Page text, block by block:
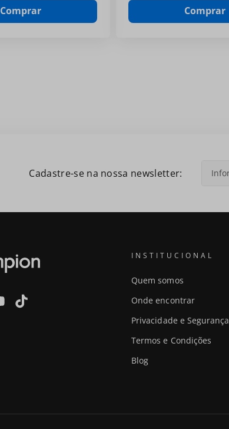
Comprar Comprar
Cadastre-se na nossa newsletter:
INSTITUCIONAL
Quem somos
Onde encontrar
Privacidade e Segurança
Termos e Condições
Blog